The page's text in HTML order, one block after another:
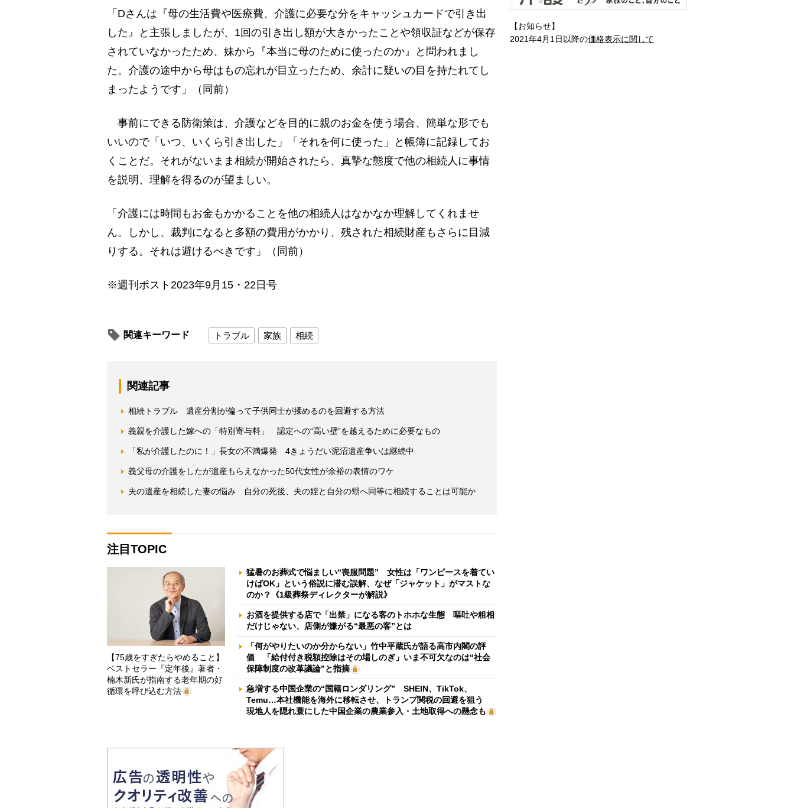
「Dさんは『母の生活費や医療費、介護に必要な分をキャッシュカードで引き出
した』と主張しましたが、1回の引き出し額が大きかったことや領収証などが保存
されていなかったため、妹から『本当に母のために使ったのか』と問われまし
た。介護の途中から母はもの忘れが目立ったため、余計に疑いの目を持たれてし
まったようです」（同前）
事前にできる防衛策は、介護などを目的に親のお金を使う場合、簡単な形でも
いいので「いつ、いくら引き出した」「それを何に使った」と帳簿に記録してお
くことだ。それがないまま相続が開始されたら、真摯な態度で他の相続人に事情
を説明、理解を得るのが望ましい。
「介護には時間もお金もかかることを他の相続人はなかなか理解してくれませ
ん。しかし、裁判になると多額の費用がかかり、残された相続財産もさらに目減
りする。それは避けるべきです」（同前）
※週刊ポスト2023年9月15・22日号
関連キーワード トラブル 家族 相続
関連記事
相続トラブル 遺産分割が偏って子供同士が揉めるのを回避する方法
義親を介護した嫁への「特別寄与料」 認定への“高い壁”を越えるために必要なもの
「私が介護したのに！」長女の不満爆発 4きょうだい泥沼遺産争いは継続中
義父母の介護をしたが遺産もらえなかった50代女性が余裕の表情のワケ
夫の遺産を相続した妻の悩み 自分の死後、夫の姪と自分の甥へ同等に相続することは可能か
注目TOPIC
【75歳をすぎたらやめること】
ベストセラー『定年後』著者・
楠木新氏が指南する老年期の好
循環を呼び込む方法
猛暑のお葬式で悩ましい“喪服問題” 女性は「ワンピースを着てい
けばOK」という俗説に潜む誤解、なぜ「ジャケット」がマストな
のか？《1級葬祭ディレクターが解説》
お酒を提供する店で「出禁」になる客のトホホな生態 嘔吐や粗相
だけじゃない、店側が嫌がる“最悪の客”とは
「何がやりたいのか分からない」竹中平蔵氏が語る高市内閣の評
価 「給付付き税額控除はその場しのぎ」いま不可欠なのは“社会
保障制度の改革議論”と指摘
急増する中国企業の“国籍ロンダリング” SHEIN、TikTok、
Temu…本社機能を海外に移転させ、トランプ関税の回避を狙う
現地人を隠れ蓑にした中国企業の農業参入・土地取得への懸念も
【お知らせ】
2021年4月1日以降の価格表示に関して